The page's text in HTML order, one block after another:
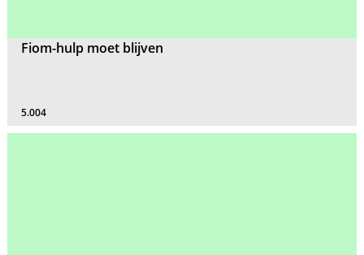
Fiom-hulp moet blijven
5.004